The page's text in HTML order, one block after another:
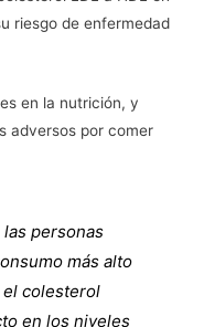
riesgo de enfermedad
en la nutrición, y
adversos por comer
las personas
más alto
colesterol
en los niveles